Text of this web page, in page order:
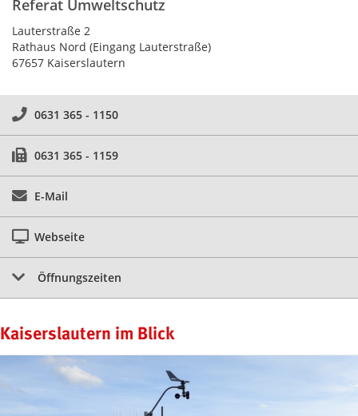
Referat Umweltschutz
Lauterstraße 2
Rathaus Nord (Eingang Lauterstraße)
67657 Kaiserslautern
0631 365 - 1150
0631 365 - 1159
E-Mail
Webseite
Öffnungszeiten
Kaiserslautern im Blick